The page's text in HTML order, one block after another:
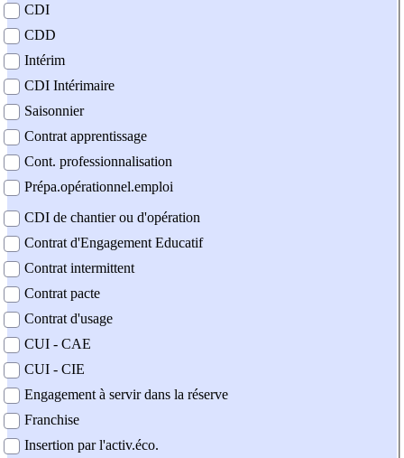
contrat
CDI
CDD
Intérim
CDI Intérimaire
Saisonnier
Contrat apprentissage
Cont. professionnalisation
Prépa.opérationnel.emploi
CDI de chantier ou d'opération
Contrat d'Engagement Educatif
Contrat intermittent
Contrat pacte
Contrat d'usage
CUI - CAE
CUI - CIE
Engagement à servir dans la réserve
Franchise
Insertion par l'activ.éco.